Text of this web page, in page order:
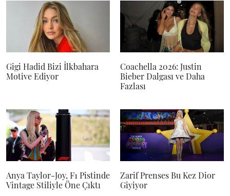
Gigi Hadid Bizi İlkbahara
Motive Ediyor
Coachella 2026: Justin
Bieber Dalgası ve Daha
Fazlası
Anya Taylor-Joy, F1 Pistinde
Vintage Stiliyle Öne Çıktı
Zarif Prenses Bu Kez Dior
Giyiyor